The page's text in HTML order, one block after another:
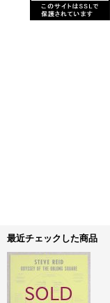
最近チェックした商品